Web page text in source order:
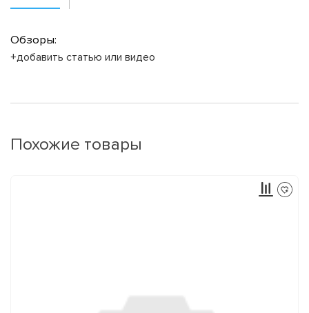
Обзоры:
+добавить статью или видео
Похожие товары